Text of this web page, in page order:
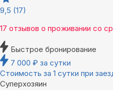
9,5 (17)
17 отзывов о проживании со
Быстрое бронирование
7 000 ₽ за сутки
Стоимость за 1 сутки при
Суперхозяин